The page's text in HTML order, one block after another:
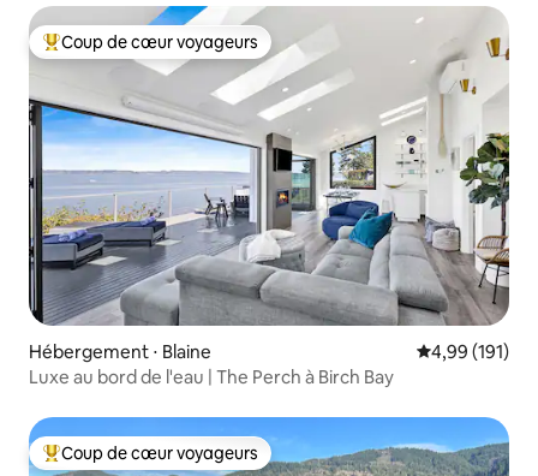
Coups de cœur voyageurs les plus appréciés
Coup de cœur voyageurs
Hébergement ⋅ Blaine Évaluation
4,99 (191)
Luxe au bord de l'eau | The Perch à Birch Bay
Coups de cœur voyageurs les plus appréciés
Coup de cœur voyageurs